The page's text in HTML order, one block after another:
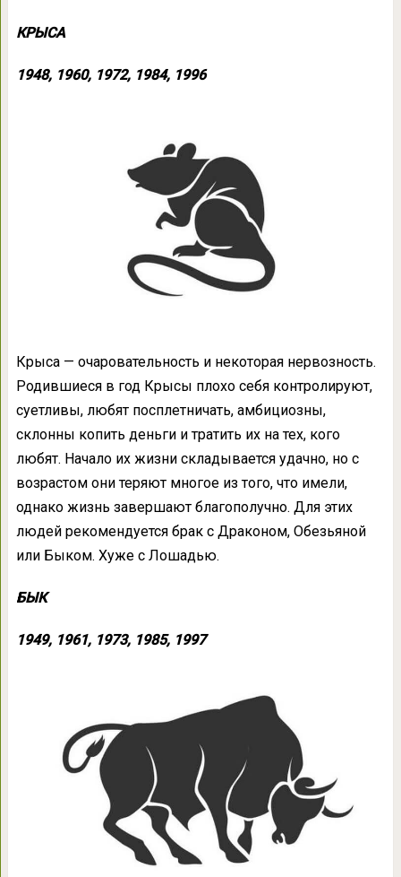
КРЫСА
1948, 1960, 1972, 1984, 1996
Крыса — очаровательность и некоторая нервозность.
Родившиеся в год Крысы плохо себя контролируют,
суетливы, любят посплетничать, амбициозны,
склонны копить деньги и тратить их на тех, кого
любят. Начало их жизни складывается удачно, но с
возрастом они теряют многое из того, что имели,
однако жизнь завершают благополучно. Для этих
людей рекомендуется брак с Драконом, Обезьяной
или Быком. Хуже с Лошадью.
БЫК
1949, 1961, 1973, 1985, 1997